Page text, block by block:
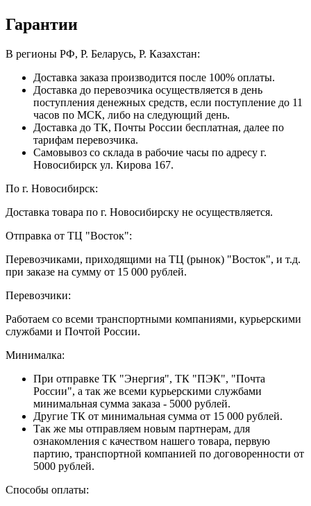
Гарантии
В регионы РФ, Р. Беларусь, Р. Казахстан:
Доставка заказа производится после 100% оплаты.
Доставка до перевозчика осуществляется в день
поступления денежных средств, если поступление до 11
часов по МСК, либо на следующий день.
Доставка до ТК, Почты России бесплатная, далее по
тарифам перевозчика.
Самовывоз со склада в рабочие часы по адресу г.
Новосибирск ул. Кирова 167.
По г. Новосибирск:
Доставка товара по г. Новосибирску не осуществляется.
Отправка от ТЦ "Восток":
Перевозчиками, приходящими на ТЦ (рынок) "Восток", и т.д.
при заказе на сумму от 15 000 рублей.
Перевозчики:
Работаем со всеми транспортными компаниями, курьерскими
службами и Почтой России.
Минималка:
При отправке ТК "Энергия", ТК "ПЭК", "Почта
России", а так же всеми курьерскими службами
минимальная сумма заказа - 5000 рублей.
Другие ТК от минимальная сумма от 15 000 рублей.
Так же мы отправляем новым партнерам, для
ознакомления с качеством нашего товара, первую
партию, транспортной компанией по договоренности от
5000 рублей.
Способы оплаты: